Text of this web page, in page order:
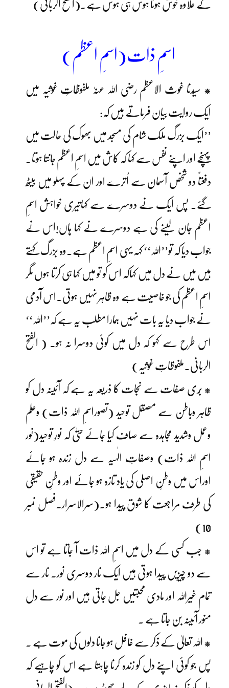
کے علاوہ خوش ہونا ہوس ہی ہوس ہے۔(الفتح الربانی)
اسمِ ذات(اسمِ اعظم)
* سیّدنا غوث الاعظم رضی اللہ عنہٗ ملفوظاتِ غوثیہ میں
ایک روایت بیان فرماتے ہیں کہ:
’’ایک بزرگ ملک شام کی مسجد میں بھوک کی حالت میں
پہنچے اور اپنے نفس سے کہا کہ کاش میں اسمِ اعظم جانتا ہوتا۔
دفعتاً دو شخص آسمان سے اُترے اور ان کے پہلو میں بیٹھ
گئے۔ پس ایک نے دوسرے سے کہاتیری خواہش اسمِ
اعظم جان لینے کی ہے دوسرے نے کہا ہاں!اس نے
جواب دیا کہ تو’’اللہ‘‘ کہہ یہی اسمِ اعظم ہے۔وہ بزرگ کہتے
ہیں میں نے دل میں کہاکہ اس کو تو میں کہا ہی کرتا ہوں مگر
اسمِ اعظم کی جو خاصیت ہے وہ ظاہر نہیں ہوتی۔اس آدمی
نے جواب دیا یہ بات نہیں ہمارا مطلب یہ ہے کہ’’اللہ‘‘
اس طرح سے کہو کہ دل میں کوئی دوسرا نہ ہو۔ ( الفتح
الربانی۔ملفوظاتِ غوثیہ)
* بُری صفات سے نجات کا ذریعہ یہ ہے کہ آئینہ دل کو
ظاہر وباطن سے مصقل توحید (تصوراسمِ اللہ ذات) وعلم
وعمل وشدید مجاہدہ سے صاف کیا جائے حتیٰ کہ نورِ توحید(نور
اسمِ اللہ ذات) وصفاتِ الٰہیہ سے دل زندہ ہو جائے
اوراس میں وطنِ اصلی کی یاد تازہ ہو جائے اور وطنِ حقیقی
کی طرف مراجعت کا شوق پیدا ہو۔(سرالاسرار۔فصل نمبر
10)
* جب کسی کے دل میں اسمِ اللہ ذات آ جاتا ہے تو اس
سے دو چیزیں پیدا ہوتی ہیں ایک نار دوسری نور۔ نار سے
تمام غیراللہ اور مادی محبتیں جل جاتی ہیں اور نور سے دل
منور آئینہ بن جاتا ہے ۔
* اللہ تعالیٰ کے ذکر سے غافل ہو جانا دلوں کی موت ہے ۔
پس جو کوئی اپنے دل کو زندہ کرنا چاہتا ہے اس کو چاہیے کہ